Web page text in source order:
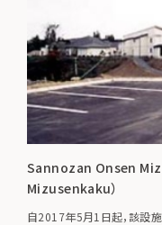
Sannozan Onsen
Mizusenkaku）
自2017年5月1日起，該設